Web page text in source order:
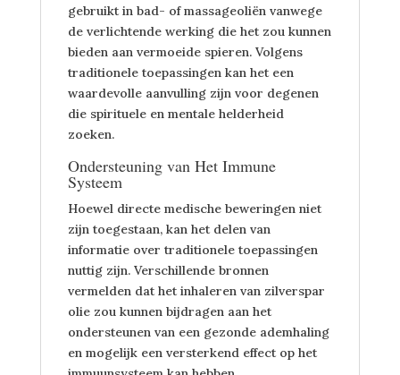
gebruikt in bad- of massageoliën vanwege
de verlichtende werking die het zou kunnen
bieden aan vermoeide spieren. Volgens
traditionele toepassingen kan het een
waardevolle aanvulling zijn voor degenen
die spirituele en mentale helderheid
zoeken.
Ondersteuning van Het Immune
Systeem
Hoewel directe medische beweringen niet
zijn toegestaan, kan het delen van
informatie over traditionele toepassingen
nuttig zijn. Verschillende bronnen
vermelden dat het inhaleren van zilverspar
olie zou kunnen bijdragen aan het
ondersteunen van een gezonde ademhaling
en mogelijk een versterkend effect op het